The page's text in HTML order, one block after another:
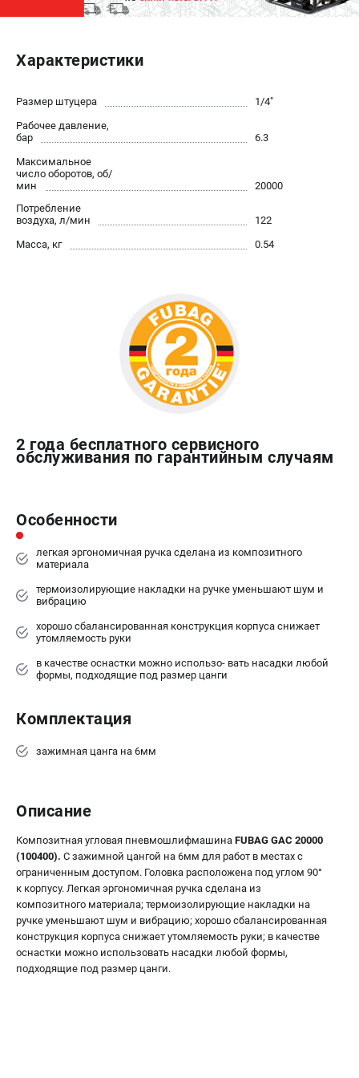
Генераторы бензиновые
Генераторы инверторные
Генераторы сварочные
ПОЛЕЗНЫЕ СТАТЬИ
Как выбрать краскопульт?
Как выбрать мотопомпу?
Как выбрать бензопилу?
Как выбрать компрессор?
СВАРОЧНЫЕ АППАРАТЫ
Аппараты контактной сварки
Сварочные полуавтоматы MIG/MAG
Сварочные аппараты TIG
проспект Александровской Фермы, 29АЛ
8 (812) 317-60-57
пн-пт - с 9:00 до 18:00
ЗАКАЗ ЗАПЧАСТЕЙ
+7 (8112) 59-10-67
zakaz@fubagtorg.ru
Характеристики
Размер штуцера
1/4"
Рабочее давление,
бар
6.3
Максимальное
число оборотов, об/
мин
20000
Потребление
воздуха, л/мин
122
Масса, кг
0.54
2 года бесплатного сервисного
обслуживания по гарантийным случаям
Особенности
легкая эргономичная ручка сделана из композитного
материала
термоизолирующие накладки на ручке уменьшают шум и
вибрацию
хорошо сбалансированная конструкция корпуса снижает
утомляемость руки
в качестве оснастки можно использо- вать насадки любой
формы, подходящие под размер цанги
Комплектация
зажимная цанга на 6мм
Описание
Композитная угловая пневмошлифмашина FUBAG GAC 20000
(100400). С зажимной цангой на 6мм для работ в местах с
ограниченным доступом. Головка расположена под углом 90°
к корпусу. Легкая эргономичная ручка сделана из
композитного материала; термоизолирующие накладки на
ручке уменьшают шум и вибрацию; хорошо сбалансированная
конструкция корпуса снижает утомляемость руки; в качестве
оснастки можно использовать насадки любой формы,
подходящие под размер цанги.